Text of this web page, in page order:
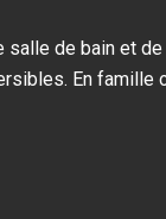
de bain et
En famille